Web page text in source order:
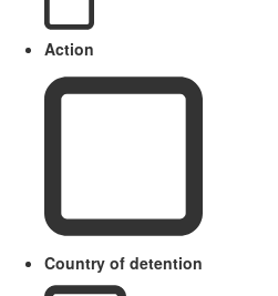
Action
Country of detention